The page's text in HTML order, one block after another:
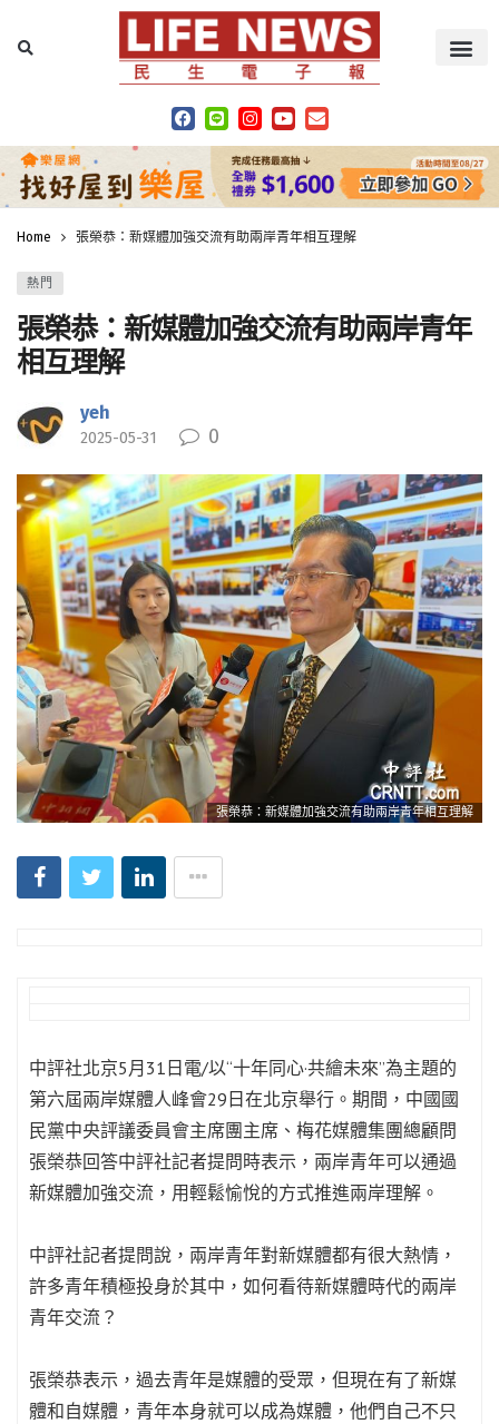
Home 張榮恭：新媒體加強交流有助兩岸青年相互理解
熱門
張榮恭：新媒體加強交流有助兩岸青年
相互理解
yeh
2025-05-31 0
張榮恭：新媒體加強交流有助兩岸青年相互理解
中評社北京5月31日電/以“十年同心·共繪未來”為主題的
第六屆兩岸媒體人峰會29日在北京舉行。期間，中國國
民黨中央評議委員會主席團主席、梅花媒體集團總顧問
張榮恭回答中評社記者提問時表示，兩岸青年可以通過
新媒體加強交流，用輕鬆愉悅的方式推進兩岸理解。
中評社記者提問說，兩岸青年對新媒體都有很大熱情，
許多青年積極投身於其中，如何看待新媒體時代的兩岸
青年交流？
張榮恭表示，過去青年是媒體的受眾，但現在有了新媒
體和自媒體，青年本身就可以成為媒體，他們自己不只